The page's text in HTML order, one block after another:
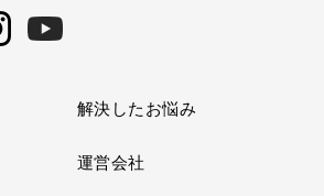
解決したお悩み
運営会社